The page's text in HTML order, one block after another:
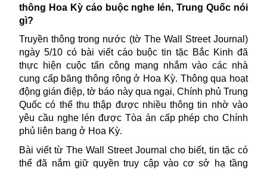
thông Hoa Kỳ cáo buộc nghe lén, Trung Quốc nói
gì?
Truyền thông trong nước (tờ The Wall Street Journal)
ngày 5/10 có bài viết cáo buộc tin tặc Bắc Kinh đã
thực hiện cuộc tấn công mạng nhắm vào các nhà
cung cấp băng thông rộng ở Hoa Kỳ. Thông qua hoạt
động gián điệp, tờ báo này qua ngại, Chính phủ Trung
Quốc có thể thu thập được nhiều thông tin nhờ vào
yêu cầu nghe lén được Tòa án cấp phép cho Chính
phủ liên bang ở Hoa Kỳ.
Bài viết từ The Wall Street Journal cho biết, tin tặc có
thể đã nắm giữ quyền truy cập vào cơ sở hạ tầng